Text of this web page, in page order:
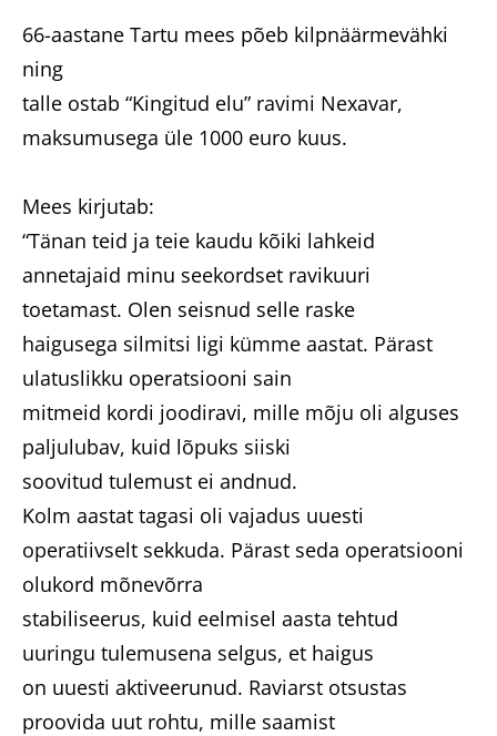
66-aastane Tartu mees põeb kilpnäärmevähki
ning
talle ostab “Kingitud elu” ravimi Nexavar,
maksumusega üle 1000 euro kuus.
Mees kirjutab:
“Tänan teid ja teie kaudu kõiki lahkeid
annetajaid minu seekordset ravikuuri
toetamast. Olen seisnud selle raske
haigusega silmitsi ligi kümme aastat. Pärast
ulatuslikku operatsiooni sain
mitmeid kordi joodiravi, mille mõju oli alguses
paljulubav, kuid lõpuks siiski
soovitud tulemust ei andnud.
Kolm aastat tagasi oli vajadus uuesti
operatiivselt sekkuda. Pärast seda operatsiooni
olukord mõnevõrra
stabiliseerus, kuid eelmisel aasta tehtud
uuringu tulemusena selgus, et haigus
on uuesti aktiveerunud. Raviarst otsustas
proovida uut rohtu, mille saamist